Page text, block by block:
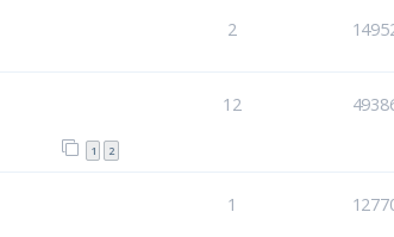
2
1 2
12
1